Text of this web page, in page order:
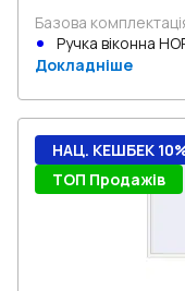
Базова
Ручка віконна
Докладніше
НАЦ. КЕШБЕК
ТОП Продажів